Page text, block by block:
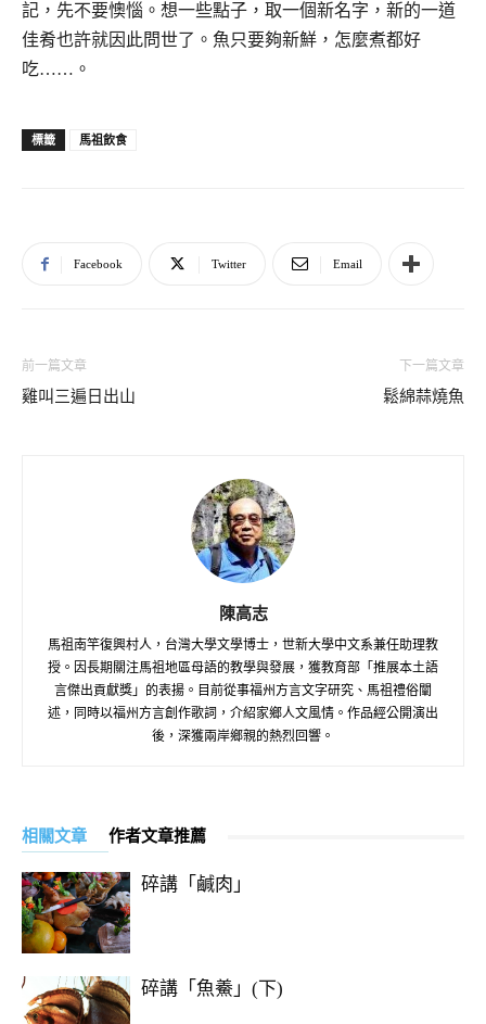
記，先不要懊惱。想一些點子，取一個新名字，新的一道
佳肴也許就因此問世了。魚只要夠新鮮，怎麼煮都好
吃……。
標籤 馬祖飲食
Facebook Twitter Email
前一篇文章
雞叫三遍日出山
下一篇文章
鬆綿蒜燒魚
陳高志
馬祖南竿復興村人，台灣大學文學博士，世新大學中文系兼任助理教
授。因長期關注馬祖地區母語的教學與發展，獲教育部「推展本土語
言傑出貢獻獎」的表揚。目前從事福州方言文字研究、馬祖禮俗闡
述，同時以福州方言創作歌詞，介紹家鄉人文風情。作品經公開演出
後，深獲兩岸鄉親的熱烈回響。
相關文章 作者文章推薦
碎講「鹹肉」
碎講「魚鯗」(下)